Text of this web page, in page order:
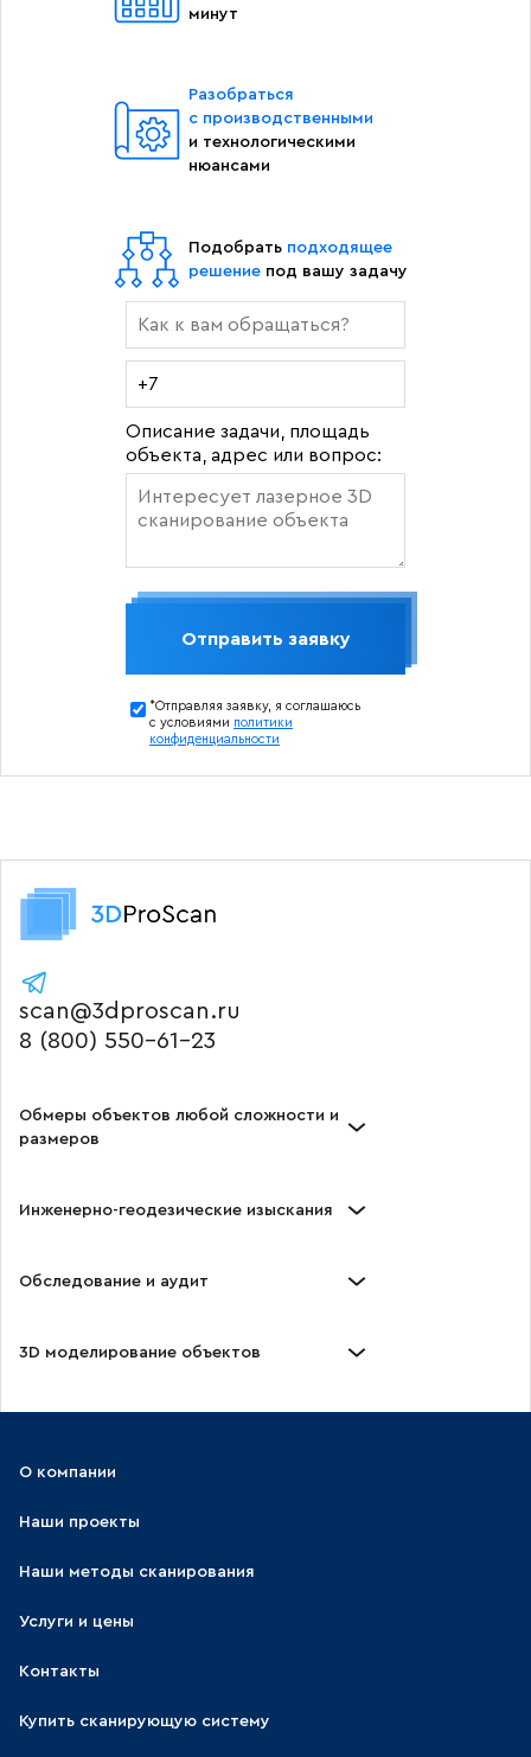
минут
Разобраться
с производственными
и технологическими
нюансами
Подобрать подходящее
решение под вашу задачу
Описание задачи, площадь
объекта, адрес или вопрос:
Отправить заявку
*Отправляя заявку, я соглашаюсь
с условиями политики
конфиденциальности
scan@3dproscan.ru
8 (800) 550-61-23
Обмеры объектов любой сложности и
размеров
Инженерно-геодезические изыскания
Обследование и аудит
3D моделирование объектов
О компании
Наши проекты
Наши методы сканирования
Услуги и цены
Контакты
Купить сканирующую систему